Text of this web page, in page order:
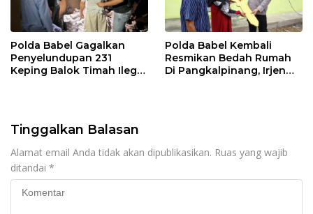
Polda Babel Gagalkan
Penyelundupan 231
Keping Balok Timah Ilegal
Polda Babel Kembali
Resmikan Bedah Rumah
Di Pangkalpinang, Irjen
Tinggalkan Balasan
Alamat email Anda tidak akan dipublikasikan. Ruas yang wajib
ditandai *